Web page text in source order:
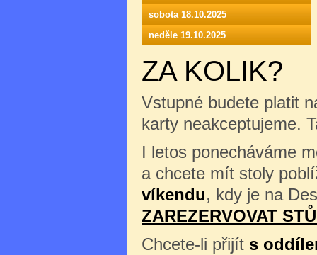
sobota 18.10.2025
neděle 19.10.2025
ZA KOLIK?
Vstupné budete platit
karty neakceptujeme.
I letos ponecháváme
a chcete mít stoly
víkendu, kdy je na
ZAREZERVOVAT
Chcete-li přijít s